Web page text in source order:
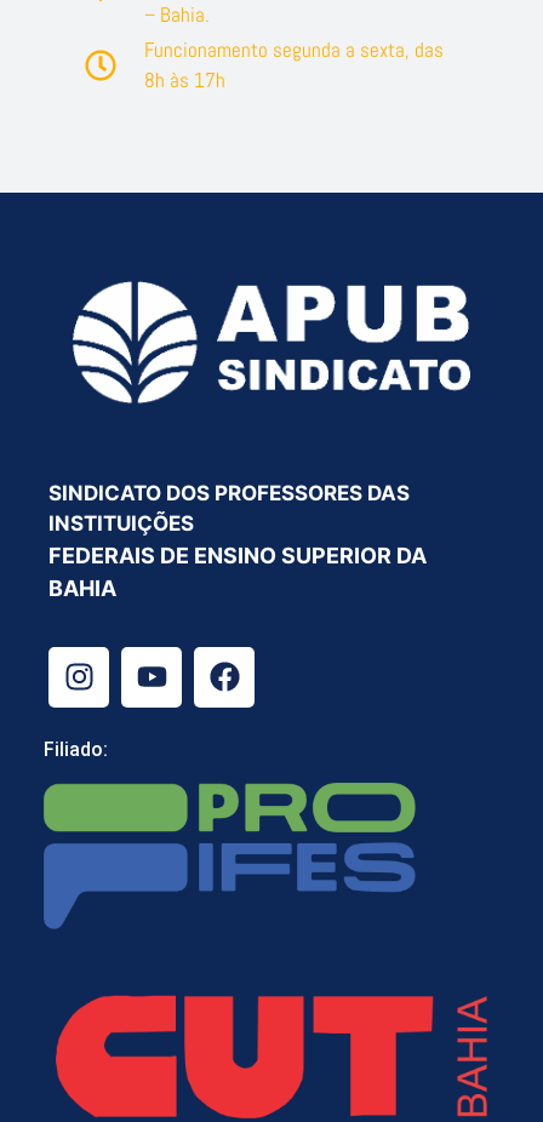
– Bahia.
Funcionamento segunda a sexta, das
8h às 17h
SINDICATO DOS PROFESSORES DAS
INSTITUIÇÕES
FEDERAIS DE ENSINO SUPERIOR DA
BAHIA
Filiado: